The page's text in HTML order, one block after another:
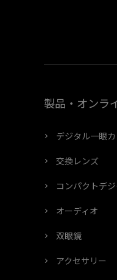
製品・オンラ
デジタル一眼
交換レンズ
コンパクトデ
オーディオ
双眼鏡
アクセサリー